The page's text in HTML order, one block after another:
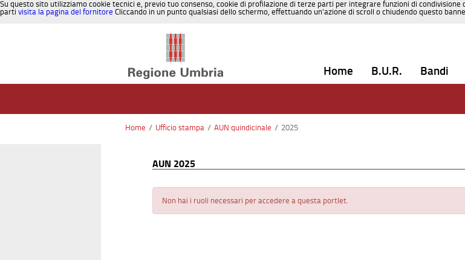
Su questo sito utilizziamo cookie tecnici e, previo tuo consenso, cookie di profilazione di terze parti per integrare funzioni di condivisione
parti visita la pagina del fornitore Cliccando in un punto qualsiasi dello schermo, effettuando un’azione di scroll o chiudendo questo
Home B.U.R. Bandi
Home / Ufficio stampa / AUN quindicinale / 2025
AUN 2025
Non hai i ruoli necessari per accedere a questa portlet.